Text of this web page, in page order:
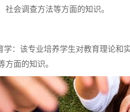
社会调查方法等方面的知识。
学：该专业培养学生对教育理论和
方面的知识。